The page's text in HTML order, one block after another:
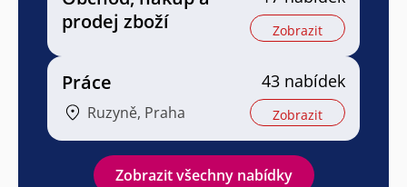
prodej zboží
Zobrazit
Práce
Ruzyně, Praha
43 nabídek
Zobrazit
Zobrazit všechny nabídky